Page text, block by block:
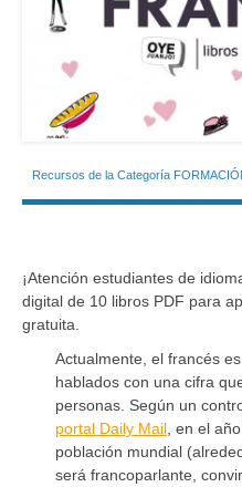
Recursos de la Categoría
¡Atención estudiantes de
digital de 10 libros PDF para
gratuita.
Actualmente, el francés
hablados con una cifra
personas. Según un
portal Daily Mail , en el
población mundial
será francoparlante,